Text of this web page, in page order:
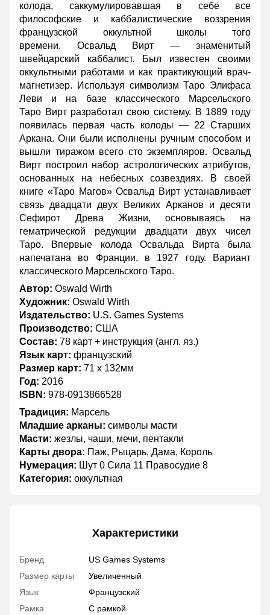
колода, саккумулировавшая в себе все
философские и каббалистические воззрения
французской оккультной школы того
времени. Освальд Вирт — знаменитый
швейцарский каббалист. Был известен своими
оккультными работами и как практикующий врач-
магнетизер. Используя символизм Таро Элифаса
Леви и на базе классического Марсельского
Таро Вирт разработал свою систему. В 1889 году
появилась первая часть колоды — 22 Старших
Аркана. Они были исполнены ручным способом и
вышли тиражом всего сто экземпляров. Освальд
Вирт построил набор астрологических атрибутов,
основанных на небесных созвездиях. В своей
книге «Таро Магов» Освальд Вирт устанавливает
связь двадцати двух Великих Арканов и десяти
Сефирот Древа Жизни, основываясь на
гематрической редукции двадцати двух чисел
Таро. Впервые колода Освальда Вирта была
напечатана во Франции, в 1927 году. Вариант
классического Марсельского Таро.
Автор: Oswald Wirth
Художник: Oswald Wirth
Издательство: U.S. Games Systems
Производство: США
Состав: 78 карт + инструкция (англ. яз.)
Язык карт: французский
Размер карт: 71 х 132мм
Год: 2016
ISBN: 978-0913866528
Традиция: Марсель
Младшие арканы: символы масти
Масти: жезлы, чаши, мечи, пентакли
Карты двора: Паж, Рыцарь, Дама, Король
Нумерация: Шут 0 Сила 11 Правосудие 8
Категория: оккультная
Характеристики
Бренд
US Games Systems
Размер карты
Увеличенный
Язык
Французский
Рамка
С рамкой